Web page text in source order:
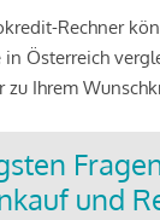
Rechner
Österreich
zu Ihrem
und